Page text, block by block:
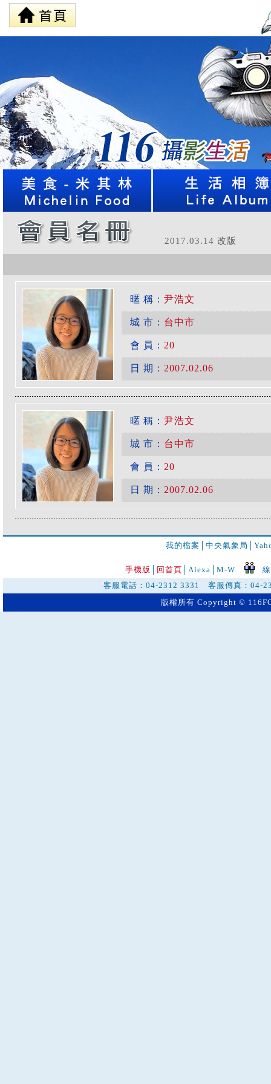
2017.03.14 改版
暱 稱：尹浩文
城 市： 台中市
會 員： 20
日 期： 2007.02.06
暱 稱：尹浩文
城 市： 台中市
會 員： 20
日 期： 2007.02.06
我的檔案 │中央氣象局 │
手機版 回首頁 │Alexa│M-W
客服電話：04-2312 3331 客服傳真：
版權所有 Copyright ©